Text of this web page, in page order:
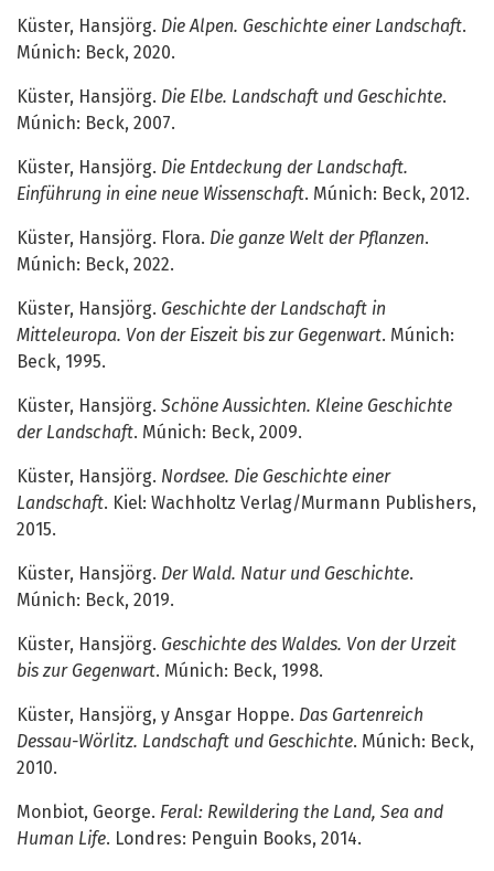
Küster, Hansjörg. Die Alpen. Geschichte einer Landschaft.
Múnich: Beck, 2020.
Küster, Hansjörg. Die Elbe. Landschaft und Geschichte.
Múnich: Beck, 2007.
Küster, Hansjörg. Die Entdeckung der Landschaft.
Einführung in eine neue Wissenschaft. Múnich: Beck, 2012.
Küster, Hansjörg. Flora. Die ganze Welt der Pflanzen.
Múnich: Beck, 2022.
Küster, Hansjörg. Geschichte der Landschaft in
Mitteleuropa. Von der Eiszeit bis zur Gegenwart. Múnich:
Beck, 1995.
Küster, Hansjörg. Schöne Aussichten. Kleine Geschichte
der Landschaft. Múnich: Beck, 2009.
Küster, Hansjörg. Nordsee. Die Geschichte einer
Landschaft. Kiel: Wachholtz Verlag/Murmann Publishers,
2015.
Küster, Hansjörg. Der Wald. Natur und Geschichte.
Múnich: Beck, 2019.
Küster, Hansjörg. Geschichte des Waldes. Von der Urzeit
bis zur Gegenwart. Múnich: Beck, 1998.
Küster, Hansjörg, y Ansgar Hoppe. Das Gartenreich
Dessau-Wörlitz. Landschaft und Geschichte. Múnich: Beck,
2010.
Monbiot, George. Feral: Rewildering the Land, Sea and
Human Life. Londres: Penguin Books, 2014.